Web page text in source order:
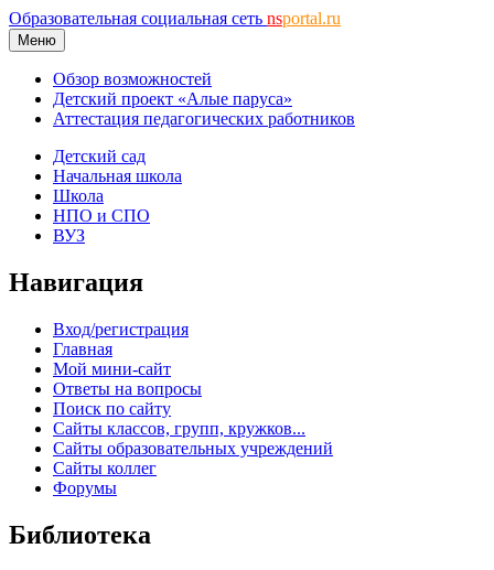
Образовательная социальная сеть nsportal.ru
Меню
Обзор возможностей
Детский проект «Алые паруса»
Аттестация педагогических работников
Детский сад
Начальная школа
Школа
НПО и СПО
ВУЗ
Навигация
Вход/регистрация
Главная
Мой мини-сайт
Ответы на вопросы
Поиск по сайту
Сайты классов, групп, кружков...
Сайты образовательных учреждений
Сайты коллег
Форумы
Библиотека